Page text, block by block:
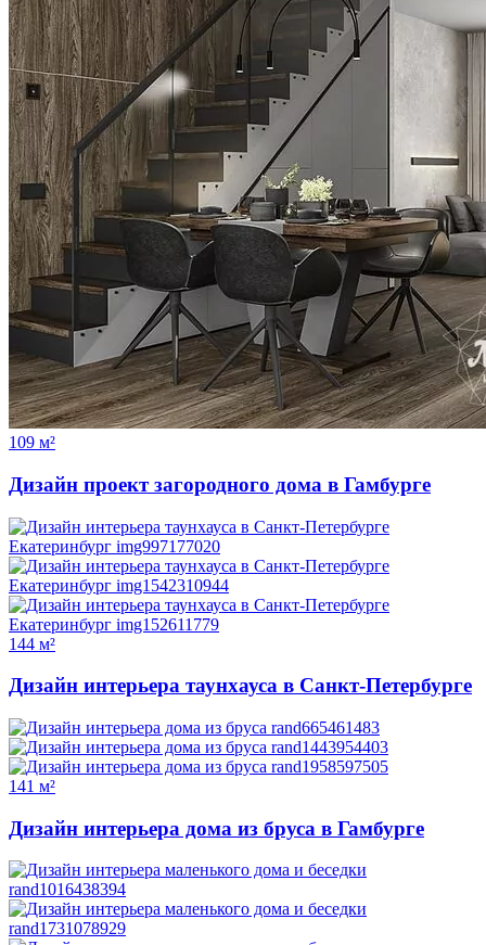
109 м²
Дизайн проект загородного дома в Гамбурге
144 м²
Дизайн интерьера таунхауса в Санкт-Петербурге
141 м²
Дизайн интерьера дома из бруса в Гамбурге